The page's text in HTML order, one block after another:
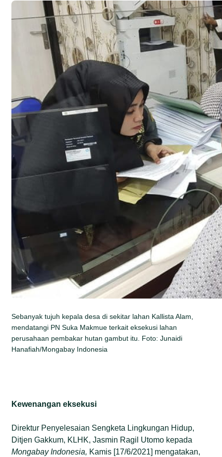
Sebanyak tujuh kepala desa di sekitar lahan Kallista Alam,
mendatangi PN Suka Makmue terkait eksekusi lahan
perusahaan pembakar hutan gambut itu. Foto: Junaidi
Hanafiah/Mongabay Indonesia
Kewenangan eksekusi
Direktur Penyelesaian Sengketa Lingkungan Hidup,
Ditjen Gakkum, KLHK, Jasmin Ragil Utomo kepada
Mongabay Indonesia, Kamis [17/6/2021] mengatakan,